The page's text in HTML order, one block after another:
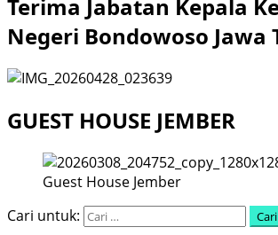
Terima Jabatan Kepala
Negeri Bondowoso Jawa
GUEST HOUSE JEMBER
Guest House Jember
Cari untuk: